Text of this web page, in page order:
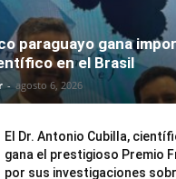
paraguayo gana
en el Brasil
- agosto 6, 2026
El Dr. Antonio Cubilla,
gana el prestigioso Premio
por sus investigaciones